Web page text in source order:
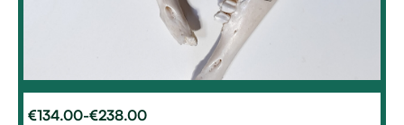
€134.00-€238.00